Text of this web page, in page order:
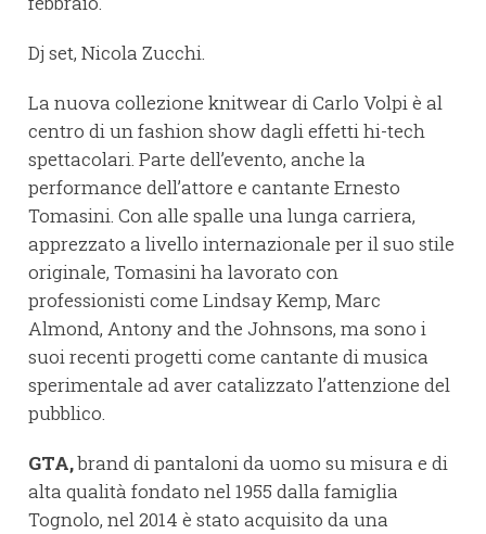
Dj set, Nicola Zucchi.
La nuova collezione knitwear di Carlo Volpi è al
centro di un fashion show dagli effetti hi-tech
spettacolari. Parte dell’evento, anche la
performance dell’attore e cantante Ernesto
Tomasini. Con alle spalle una lunga carriera,
apprezzato a livello internazionale per il suo stile
originale, Tomasini ha lavorato con
professionisti come Lindsay Kemp, Marc
Almond, Antony and the Johnsons, ma sono i
suoi recenti progetti come cantante di musica
sperimentale ad aver catalizzato l’attenzione del
pubblico.
GTA,brand di pantaloni da uomo su misura e di
alta qualità fondato nel 1955 dalla famiglia
Tognolo, nel 2014 è stato acquisito da una